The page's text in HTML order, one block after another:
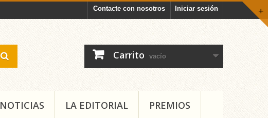
+
Iniciar sesión
Contacte con nosotros
Carrito vacío
NOTICIAS LA EDITORIAL PREMIOS